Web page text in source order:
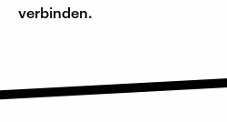
verbinden.